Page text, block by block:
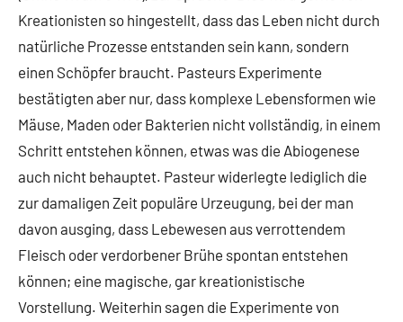
Kreationisten so hingestellt, dass das Leben nicht durch
natürliche Prozesse entstanden sein kann, sondern
einen Schöpfer braucht. Pasteurs Experimente
bestätigten aber nur, dass komplexe Lebensformen wie
Mäuse, Maden oder Bakterien nicht vollständig, in einem
Schritt entstehen können, etwas was die Abiogenese
auch nicht behauptet. Pasteur widerlegte lediglich die
zur damaligen Zeit populäre Urzeugung, bei der man
davon ausging, dass Lebewesen aus verrottendem
Fleisch oder verdorbener Brühe spontan entstehen
können; eine magische, gar kreationistische
Vorstellung. Weiterhin sagen die Experimente von